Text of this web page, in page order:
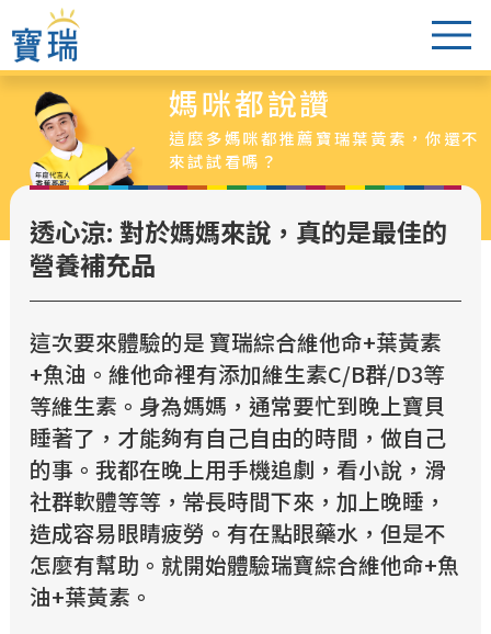
葉黃素怎麼選
醫生老實說
爸媽都說讚
葉黃素專區
銷售據點
媽咪都說讚
這麼多媽咪都推薦寶瑞葉黃素，你還不
來試試看嗎？
透心涼: 對於媽媽來說，真的是最佳的
營養補充品
這次要來體驗的是 寶瑞綜合維他命+葉黃素
+魚油。維他命裡有添加維生素C/B群/D3等
等維生素。身為媽媽，通常要忙到晚上寶貝
睡著了，才能夠有自己自由的時間，做自己
的事。我都在晚上用手機追劇，看小說，滑
社群軟體等等，常長時間下來，加上晚睡，
造成容易眼睛疲勞。有在點眼藥水，但是不
怎麼有幫助。就開始體驗瑞寶綜合維他命+魚
油+葉黃素。